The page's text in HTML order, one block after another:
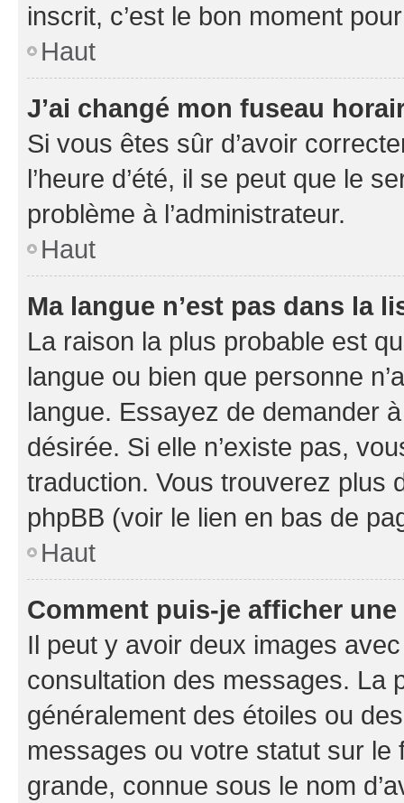
inscrit, c’est le bon moment
Haut
J’ai changé mon fuseau
Si vous êtes sûr d’avoir
l’heure d’été, il se peut que le
problème à l’administrateur.
Haut
Ma langue n’est pas dans la
La raison la plus probable est
langue ou bien que personne
langue. Essayez de demander
désirée. Si elle n’existe pas,
traduction. Vous trouverez plus
phpBB (voir le lien en bas de
Haut
Comment puis-je afficher
Il peut y avoir deux images
consultation des messages. La
généralement des étoiles ou
messages ou votre statut sur
grande, connue sous le nom